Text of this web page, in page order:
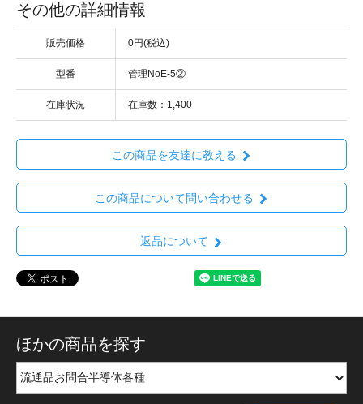
その他の詳細情報
販売価格 0円(税込)
型番 管理NoE-5②
在庫状況 在庫数：1,400
この商品を友達に教える
この商品について問い合わせる
返品について
ほかの商品を探す